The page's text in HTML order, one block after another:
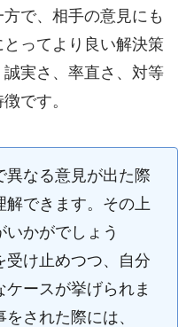
で、相手の意見にも
ってより良い解決策
実さ、率直さ、対等
です。
異なる意見が出た際
解できます。その上
かがでしょう
受け止めつつ、自分
ースが挙げられま
された際には、